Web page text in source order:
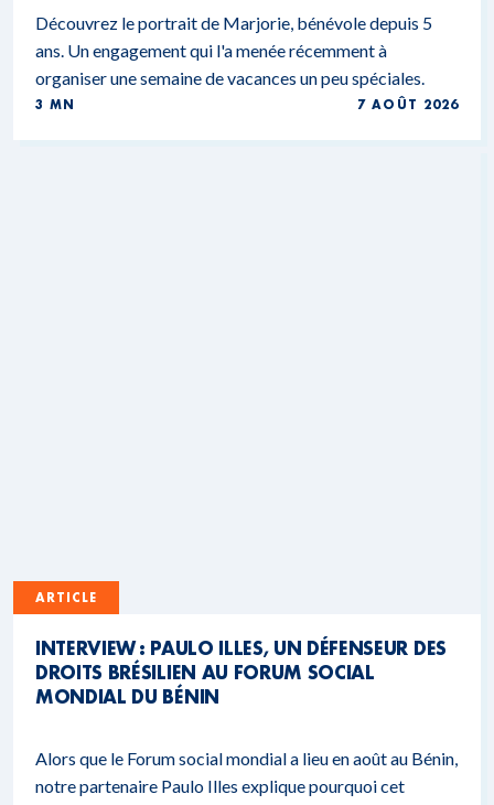
Découvrez le portrait de Marjorie, bénévole depuis 5
ans. Un engagement qui l'a menée récemment à
organiser une semaine de vacances un peu spéciales.
3 MN 7 AOÛT 2026
ARTICLE
INTERVIEW : PAULO ILLES, UN DÉFENSEUR DES
DROITS BRÉSILIEN AU FORUM SOCIAL
MONDIAL DU BÉNIN
Alors que le Forum social mondial a lieu en août au Bénin,
notre partenaire Paulo Illes explique pourquoi cet